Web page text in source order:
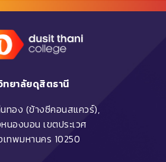
ทยาลัยดุสิตธานี
ทอง (ข้างซีคอนสแควร์),
นองบอน เขตประเวศ
เทพมหานคร 10250